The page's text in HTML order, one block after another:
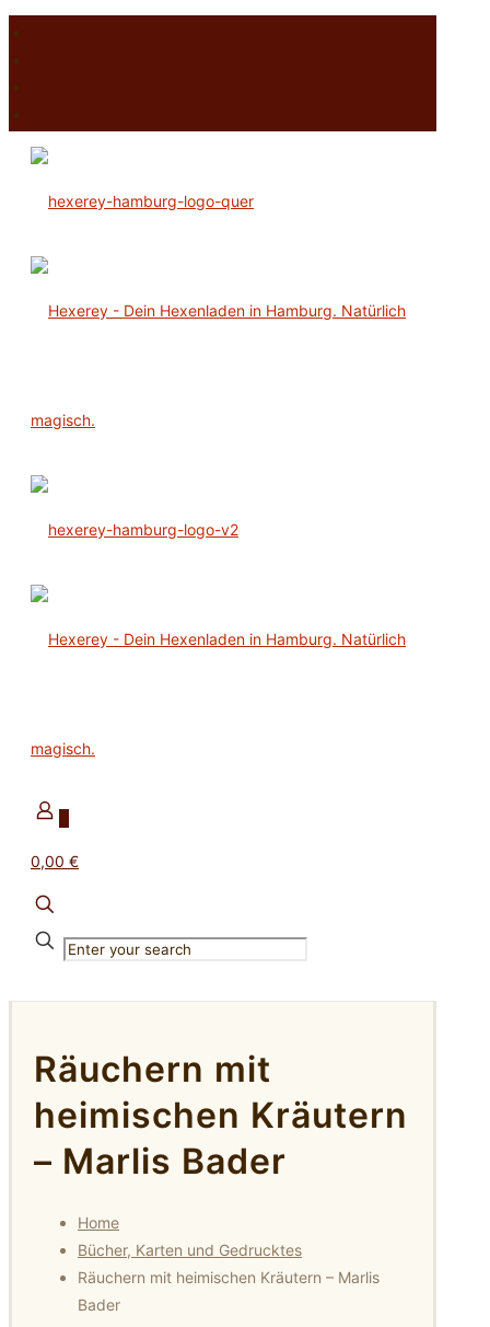
0,00 €
Räuchern mit
heimischen Kräutern
– Marlis Bader
Home
Bücher, Karten und Gedrucktes
Räuchern mit heimischen Kräutern – Marlis
Bader